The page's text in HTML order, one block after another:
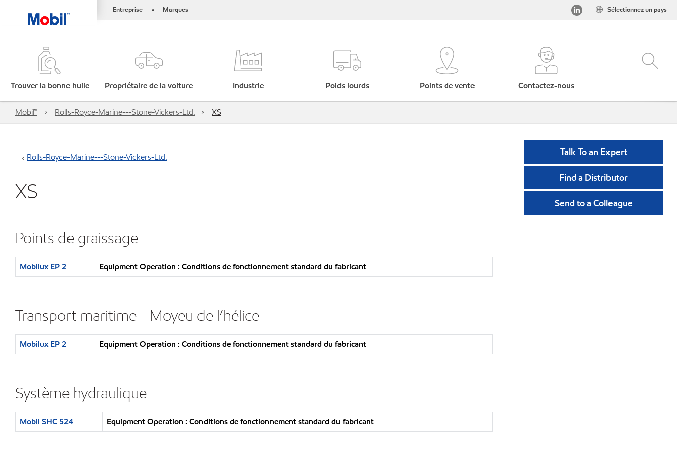
Entreprise • Marques Sélectionnez un pays
Trouver la bonne huile Propriétaire de la voiture Industrie Poids lourds Points de vente Contactez-nous
Mobil™ Rolls-Royce-Marine---Stone-Vickers-Ltd. XS
Rolls-Royce-Marine---Stone-Vickers-Ltd.
XS
Points de graissage
Mobilux EP 2 Equipment Operation : Conditions de fonctionnement standard du fabricant
Transport maritime - Moyeu de l’hélice
Mobilux EP 2 Equipment Operation : Conditions de fonctionnement standard du fabricant
Système hydraulique
Mobil SHC 524 Equipment Operation : Conditions de fonctionnement standard du fabricant
Talk To an Expert
Find a Distributor
Send to a Colleague